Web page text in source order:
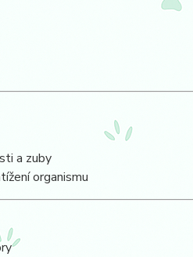
a zuby
organismu